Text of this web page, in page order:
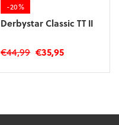
-20%
Derbystar Classic TT II
€44,99 Oorspronkelijke
€35,95Huidige